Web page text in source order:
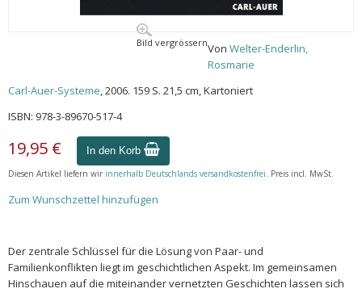
Bild vergrössernVon Welter-Enderlin,
Rosmarie
Carl-Auer-Systeme, 2006. 159 S. 21,5 cm, Kartoniert
ISBN: 978-3-89670-517-4
19,95 € In den Korb
Diesen Artikel liefern wir innerhalb Deutschlands versandkostenfrei. Preis incl. MwSt.
Zum Wunschzettel hinzufügen
Der zentrale Schlüssel für die Lösung von Paar- und
Familienkonflikten liegt im geschichtlichen Aspekt. Im gemeinsamen
Hinschauen auf die miteinander vernetzten Geschichten lassen sich